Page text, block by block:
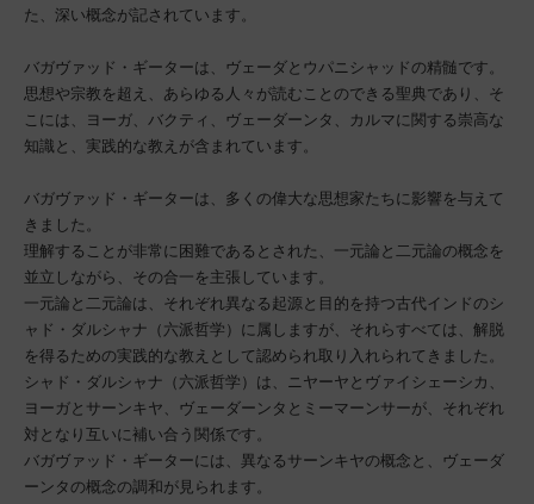
た、深い概念が記されています。
バガヴァッド・ギーターは、ヴェーダとウパニシャッドの精髄です。
思想や宗教を超え、あらゆる人々が読むことのできる聖典であり、そ
こには、ヨーガ、バクティ、ヴェーダーンタ、カルマに関する崇高な
知識と、実践的な教えが含まれています。
バガヴァッド・ギーターは、多くの偉大な思想家たちに影響を与えて
きました。
理解することが非常に困難であるとされた、一元論と二元論の概念を
並立しながら、その合一を主張しています。
一元論と二元論は、それぞれ異なる起源と目的を持つ古代インドのシ
ャド・ダルシャナ（六派哲学）に属しますが、それらすべては、解脱
を得るための実践的な教えとして認められ取り入れられてきました。
シャド・ダルシャナ（六派哲学）は、ニヤーヤとヴァイシェーシカ、
ヨーガとサーンキヤ、ヴェーダーンタとミーマーンサーが、それぞれ
対となり互いに補い合う関係です。
バガヴァッド・ギーターには、異なるサーンキヤの概念と、ヴェーダ
ーンタの概念の調和が見られます。